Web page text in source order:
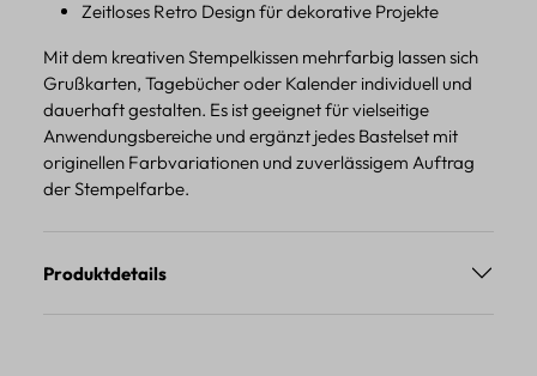
Zeitloses Retro Design für dekorative Projekte
Mit dem kreativen Stempelkissen mehrfarbig lassen sich
Grußkarten, Tagebücher oder Kalender individuell und
dauerhaft gestalten. Es ist geeignet für vielseitige
Anwendungsbereiche und ergänzt jedes Bastelset mit
originellen Farbvariationen und zuverlässigem Auftrag
der Stempelfarbe.
Produktdetails